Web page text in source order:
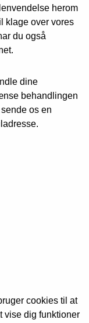
herom
klage over vores
du også
dine
behandlingen
os en
cookies til at
vise dig funktioner